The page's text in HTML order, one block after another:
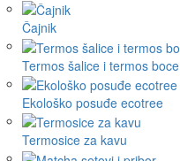
Čajnik
Termos šalice i termos boce
Ekološko posuđe ecotree
Termosice za kavu